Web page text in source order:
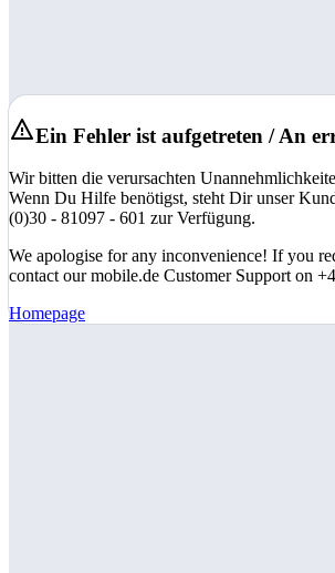
Ein Fehler ist aufgetreten / An
Wir bitten die verursachten
Wenn Du Hilfe benötigst, steht Dir unser
(0)30 - 81097 - 601 zur Verfügung.
We apologise for any inconvenience! If you
contact our mobile.de Customer Support on
Homepage